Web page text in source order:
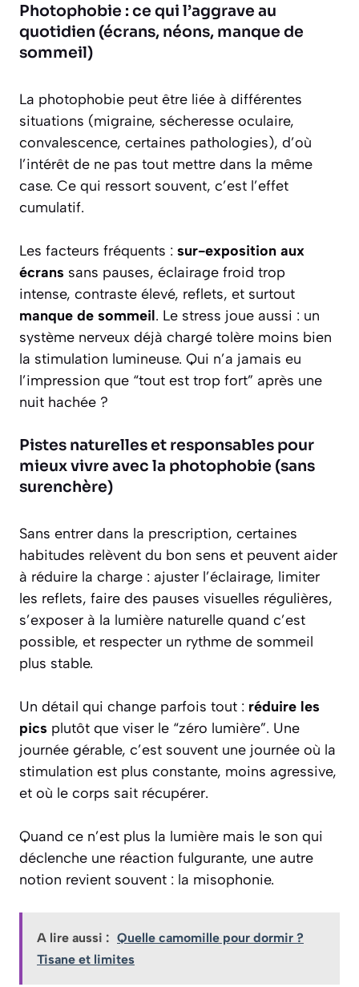
Photophobie : ce qui l’aggrave au
quotidien (écrans, néons, manque de
sommeil)
La photophobie peut être liée à différentes
situations (migraine, sécheresse oculaire,
convalescence, certaines pathologies), d’où
l’intérêt de ne pas tout mettre dans la même
case. Ce qui ressort souvent, c’est l’effet
cumulatif.
Les facteurs fréquents : sur-exposition aux
écrans sans pauses, éclairage froid trop
intense, contraste élevé, reflets, et surtout
manque de sommeil. Le stress joue aussi : un
système nerveux déjà chargé tolère moins bien
la stimulation lumineuse. Qui n’a jamais eu
l’impression que “tout est trop fort” après une
nuit hachée ?
Pistes naturelles et responsables pour
mieux vivre avec la photophobie (sans
surenchère)
Sans entrer dans la prescription, certaines
habitudes relèvent du bon sens et peuvent aider
à réduire la charge : ajuster l’éclairage, limiter
les reflets, faire des pauses visuelles régulières,
s’exposer à la lumière naturelle quand c’est
possible, et respecter un rythme de sommeil
plus stable.
Un détail qui change parfois tout : réduire les
pics plutôt que viser le “zéro lumière”. Une
journée gérable, c’est souvent une journée où la
stimulation est plus constante, moins agressive,
et où le corps sait récupérer.
Quand ce n’est plus la lumière mais le son qui
déclenche une réaction fulgurante, une autre
notion revient souvent : la misophonie.
A lire aussi : Quelle camomille pour dormir ?
Tisane et limites